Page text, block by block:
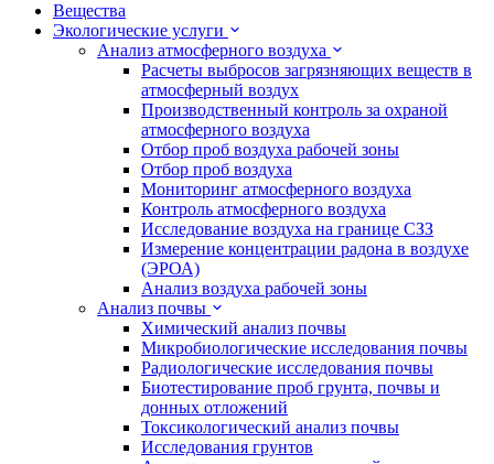
Вещества
Экологические услуги
Анализ атмосферного воздуха
Расчеты выбросов загрязняющих веществ в
атмосферный воздух
Производственный контроль за охраной
атмосферного воздуха
Отбор проб воздуха рабочей зоны
Отбор проб воздуха
Мониторинг атмосферного воздуха
Контроль атмосферного воздуха
Исследование воздуха на границе СЗЗ
Измерение концентрации радона в воздухе
(ЭРОА)
Анализ воздуха рабочей зоны
Анализ почвы
Химический анализ почвы
Микробиологические исследования почвы
Радиологические исследования почвы
Биотестирование проб грунта, почвы и
донных отложений
Токсикологический анализ почвы
Исследования грунтов